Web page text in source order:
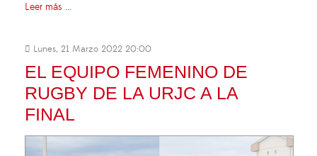
Leer más ...
Lunes, 21 Marzo 2022 20:00
EL EQUIPO FEMENINO DE
RUGBY DE LA URJC A LA
FINAL